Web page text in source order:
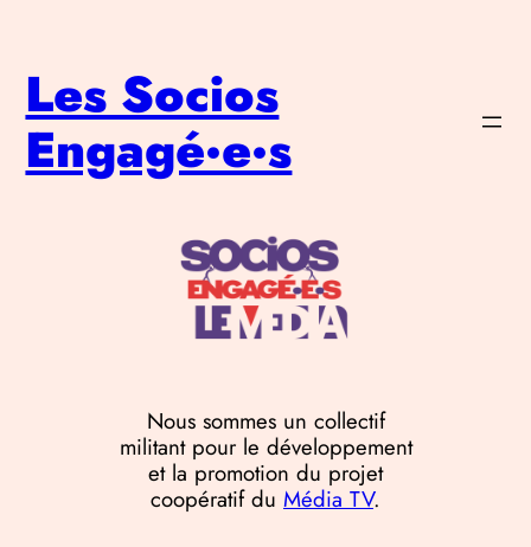
contenu
Les Socios
Engagé·e·s
Nous sommes un collectif
militant pour le développement
et la promotion du projet
coopératif du Média TV.